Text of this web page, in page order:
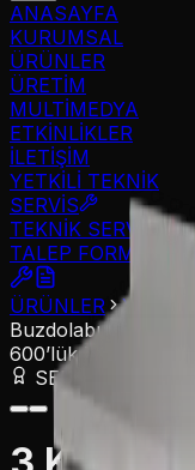
ANASAYFA
KURUMSAL
ÜRÜNLER
ÜRETİM
MULTİMEDYA
ETKİNLİKLER
İLETİŞİM
YETKİLİ TEKNİK
SERVİS
TEKNİK SERVİS
TALEP FORMU
ÜRÜNLER Yatay
Buzdolabı
600’lük Tezgah Tipi
SERTİFİKALI